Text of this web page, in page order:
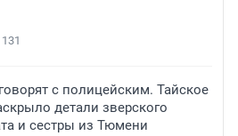
131
с полицейским. Тайское
детали зверского
и сестры из Тюмени